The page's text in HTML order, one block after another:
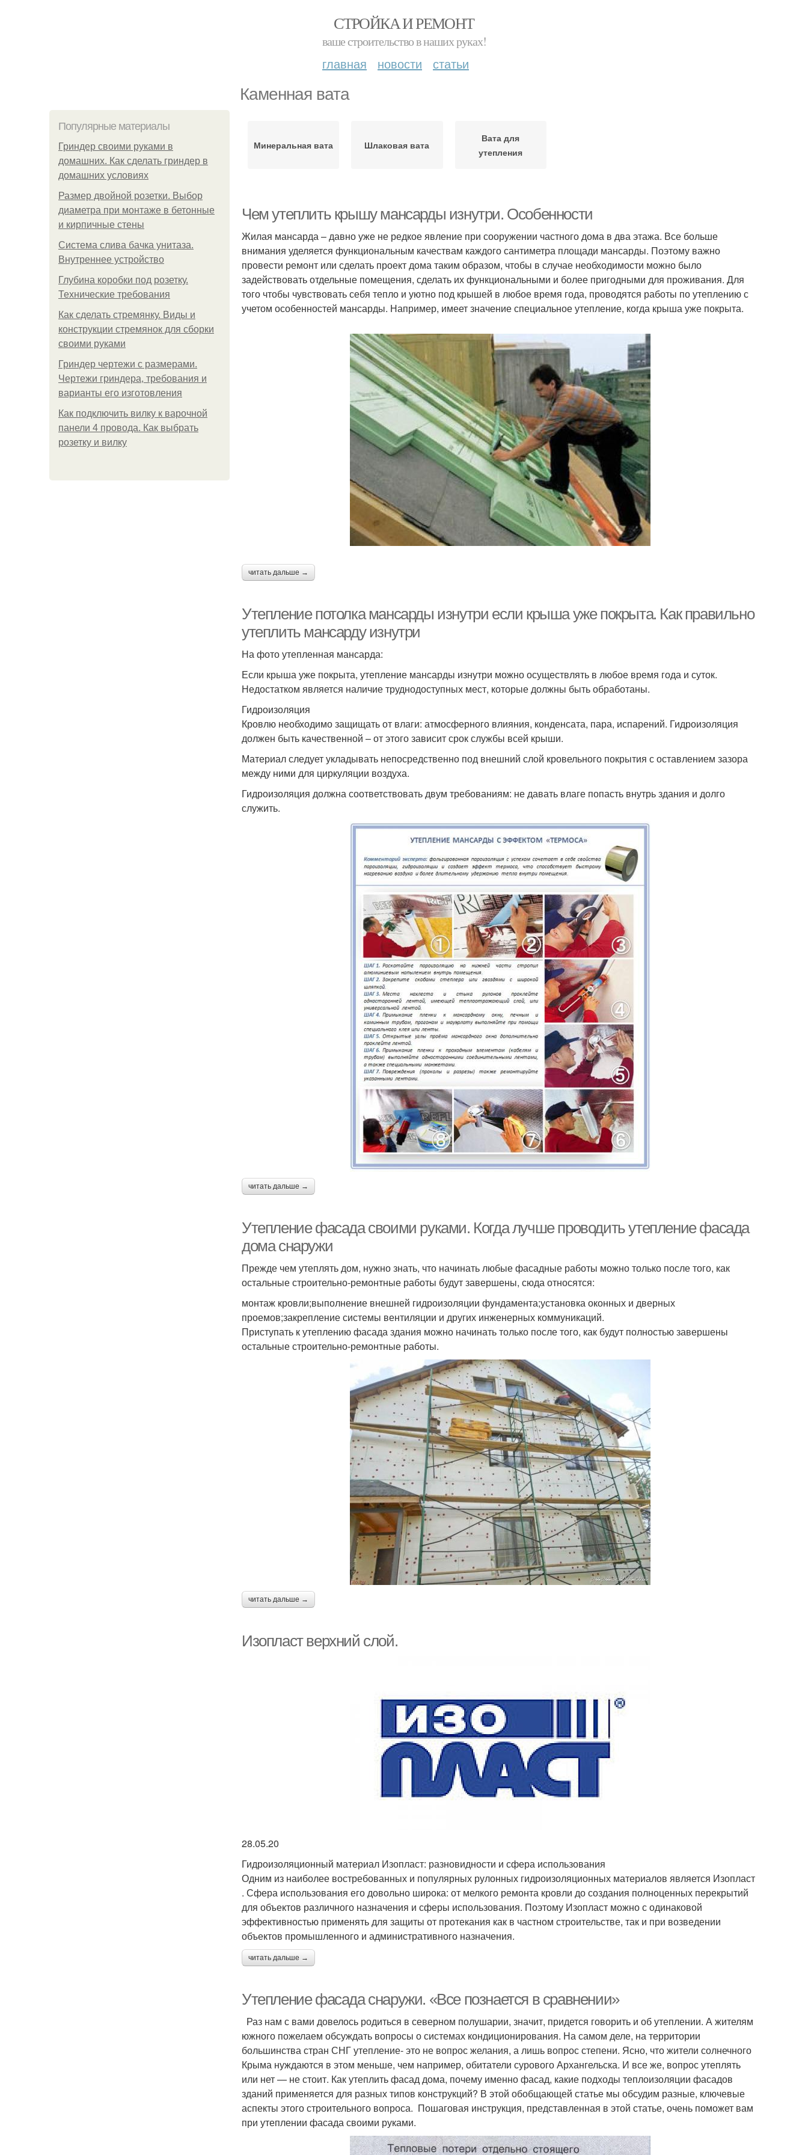
СТРОЙКА И РЕМОНТ
ваше строительство в наших руках!
главная новости статьи
Каменная вата
Популярные материалы
Гриндер своими руками в
домашних. Как сделать гриндер в
домашних условиях
Размер двойной розетки. Выбор
диаметра при монтаже в бетонные
и кирпичные стены
Система слива бачка унитаза.
Внутреннее устройство
Глубина коробки под розетку.
Технические требования
Как сделать стремянку. Виды и
конструкции стремянок для сборки
своими руками
Гриндер чертежи с размерами.
Чертежи гриндера, требования и
варианты его изготовления
Как подключить вилку к варочной
панели 4 провода. Как выбрать
розетку и вилку
Минеральная вата Шлаковая вата
Вата для
утепления
Чем утеплить крышу мансарды изнутри. Особенности
Жилая мансарда – давно уже не редкое явление при сооружении частного дома в два этажа. Все больше
внимания уделяется функциональным качествам каждого сантиметра площади мансарды. Поэтому важно
провести ремонт или сделать проект дома таким образом, чтобы в случае необходимости можно было
задействовать отдельные помещения, сделать их функциональными и более пригодными для проживания. Для
того чтобы чувствовать себя тепло и уютно под крышей в любое время года, проводятся работы по утеплению с
учетом особенностей мансарды. Например, имеет значение специальное утепление, когда крыша уже покрыта.
читать дальше →
Утепление потолка мансарды изнутри если крыша уже покрыта. Как правильно
утеплить мансарду изнутри
На фото утепленная мансарда:
Если крыша уже покрыта, утепление мансарды изнутри можно осуществлять в любое время года и суток.
Недостатком является наличие труднодоступных мест, которые должны быть обработаны.
Гидроизоляция
Кровлю необходимо защищать от влаги: атмосферного влияния, конденсата, пара, испарений. Гидроизоляция
должен быть качественной – от этого зависит срок службы всей крыши.
Материал следует укладывать непосредственно под внешний слой кровельного покрытия с оставлением зазора
между ними для циркуляции воздуха.
Гидроизоляция должна соответствовать двум требованиям: не давать влаге попасть внутрь здания и долго
служить.
читать дальше →
Утепление фасада своими руками. Когда лучше проводить утепление фасада
дома снаружи
Прежде чем утеплять дом, нужно знать, что начинать любые фасадные работы можно только после того, как
остальные строительно-ремонтные работы будут завершены, сюда относятся:
монтаж кровли;выполнение внешней гидроизоляции фундамента;установка оконных и дверных
проемов;закрепление системы вентиляции и других инженерных коммуникаций.
Приступать к утеплению фасада здания можно начинать только после того, как будут полностью завершены
остальные строительно-ремонтные работы.
читать дальше →
Изопласт верхний слой.
28.05.20
Гидроизоляционный материал Изопласт: разновидности и сфера использования
Одним из наиболее востребованных и популярных рулонных гидроизоляционных материалов является Изопласт
. Сфера использования его довольно широка: от мелкого ремонта кровли до создания полноценных перекрытий
для объектов различного назначения и сферы использования. Поэтому Изопласт можно с одинаковой
эффективностью применять для защиты от протекания как в частном строительстве, так и при возведении
объектов промышленного и административного назначения.
читать дальше →
Утепление фасада снаружи. «Все познается в сравнении»
Раз нам с вами довелось родиться в северном полушарии, значит, придется говорить и об утеплении. А жителям
южного пожелаем обсуждать вопросы о системах кондиционирования. На самом деле, на территории
большинства стран СНГ утепление- это не вопрос желания, а лишь вопрос степени. Ясно, что жители солнечного
Крыма нуждаются в этом меньше, чем например, обитатели сурового Архангельска. И все же, вопрос утеплять
или нет — не стоит. Как утеплить фасад дома, почему именно фасад, какие подходы теплоизоляции фасадов
зданий применяется для разных типов конструкций? В этой обобщающей статье мы обсудим разные, ключевые
аспекты этого строительного вопроса. Пошаговая инструкция, представленная в этой статье, очень поможет вам
при утеплении фасада своими руками.